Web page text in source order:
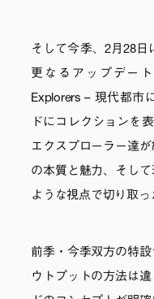
そして今季、2月28日
更なるアップデー
Explorers – 現代都市
ドにコレクションを
エクスプローラー達
の本質と魅力、そし
ような視点で切り取っ
前季・今季双方の特
ウトプットの方法は